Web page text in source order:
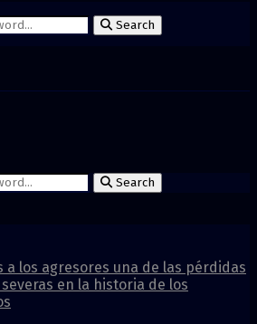
Search
Search
a los agresores una de las pérdidas
en la historia de los